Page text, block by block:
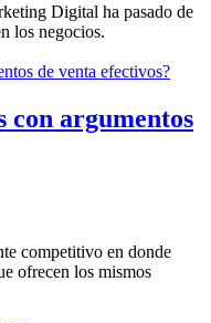
Digital ha pasado de
los negocios.
con argumentos
competitivo en donde
ofrecen los mismos